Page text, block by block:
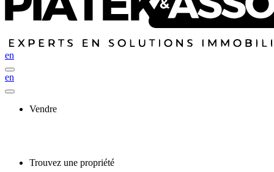
en
en
Vendre
Trouvez une propriété